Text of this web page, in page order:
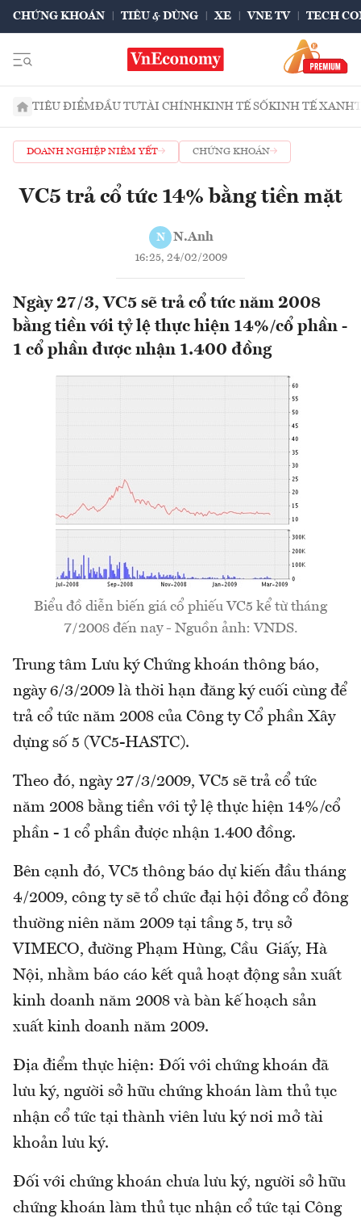
CHỨNG KHOÁN TIÊU & DÙNG XE VNE TV TECH
TIÊU ĐIỂMĐẦU TƯTÀI CHÍNHKINH TẾ SỐKINH TẾ XANH
DOANH NGHIỆP NIÊM YẾT CHỨNG KHOÁN
VC5 trả cổ tức 14% bằng tiền mặt
N N.Anh
16:25, 24/02/2009
Ngày 27/3, VC5 sẽ trả cổ tức năm 2008
bằng tiền với tỷ lệ thực hiện 14%/cổ phần -
1 cổ phần được nhận 1.400 đồng
Biểu đồ diễn biến giá cổ phiếu VC5 kể từ tháng
7/2008 đến nay - Nguồn ảnh: VNDS.
Trung tâm Lưu ký Chứng khoán thông báo,
ngày 6/3/2009 là thời hạn đăng ký cuối cùng để
trả cổ tức năm 2008 của Công ty Cổ phần Xây
dựng số 5 (VC5-HASTC).
Theo đó, ngày 27/3/2009, VC5 sẽ trả cổ tức
năm 2008 bằng tiền với tỷ lệ thực hiện 14%/cổ
phần - 1 cổ phần được nhận 1.400 đồng.
Bên cạnh đó, VC5 thông báo dự kiến đầu tháng
4/2009, công ty sẽ tổ chức đại hội đồng cổ đông
thường niên năm 2009 tại tầng 5, trụ sở
VIMECO, đường Phạm Hùng, Cầu Giấy, Hà
Nội, nhằm báo cáo kết quả hoạt động sản xuất
kinh doanh năm 2008 và bàn kế hoạch sản
xuất kinh doanh năm 2009.
Địa điểm thực hiện: Đối với chứng khoán đã
lưu ký, người sở hữu chứng khoán làm thủ tục
nhận cổ tức tại thành viên lưu ký nơi mở tài
khoản lưu ký.
Đối với chứng khoán chưa lưu ký, người sở hữu
chứng khoán làm thủ tục nhận cổ tức tại Công